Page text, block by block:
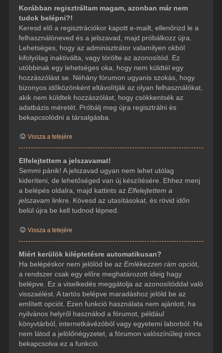
Korábban regisztráltam magam, azonban már nem
tudok belépni?!
Keresd elő a regisztrációkor kapott e-mailt, ellenőrizd le a
felhasználóneved és a jelszavad, majd próbálkozz újra.
Lehetséges, hogy az adminisztrátor valamilyen okból
kifolyólag inaktiválta, vagy törölte az azonosítód. Ez
utóbbinak egy lehetséges oka, hogy nem küldtél egy
hozzászólást se. Néhány fórumon ugyanis szokás, hogy
bizonyos időközönként eltávolítják az olyan felhasználókat,
akik nem küldtek hozzászólást, hogy csökkentsék az
adatbázis méretét. Próbálj meg újra regisztrálni és
bekapcsolódni a társalgásba.
Vissza a tetejére
Elfelejtettem a jelszavamat!
Semmi pánik! A jelszavad ugyan nem lehet utólag
kideríteni, de lehetőséged van új készítésére. Ehhez menj
a belépés oldalra, majd kattints az Elfelejtettem a
jelszavam linkre. Kövesd az utasításokat, és rövid időn
belül újra be kell tudnod lépned.
Vissza a tetejére
Miért kerülök kiléptetésre automatikusan?
Ha belépéskor nem jelölöd be az Emlékezzen rám opciót,
a rendszer csak egy előre meghatározott ideig hagy
belépve. Ez a viselkedés meggátolja az azonosítóddal való
visszaélést. A tartós belépve maradáshoz jelöld be az
említett opciót. Ezen funkció használata nem ajánlott, ha
nyilvános helyről használod a fórumot, például
könyvtárból, internetkávézóból vagy egyetemi laborból. Ha
nem látod a jelölőnégyzetet, a fórumon valószínűleg nincs
bekapcsolva ez a funkció.